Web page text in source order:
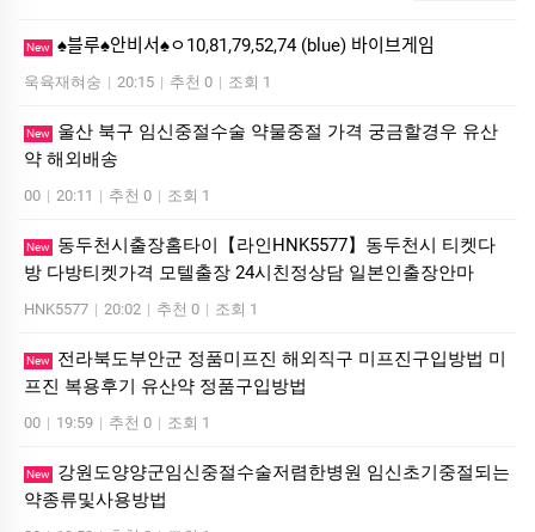
New ♠블루♠안비서♠ㅇ10,81,79,52,74 (blue) 바이브게임
욱육재혀숭 | 20:15 | 추천 0 | 조회 1
New
울산 북구 임신중절수술 약물중절 가격 궁금할경우 유산
약 해외배송
00 | 20:11 | 추천 0 | 조회 1
New
동두천시출장홈타이【라인HNK5577】동두천시 티켓다
방 다방티켓가격 모텔출장 24시친정상담 일본인출장안마
HNK5577 | 20:02 | 추천 0 | 조회 1
New
전라북도부안군 정품미프진 해외직구 미프진구입방법 미
프진 복용후기 유산약 정품구입방법
00 | 19:59 | 추천 0 | 조회 1
New
강원도양양군임신중절수술저렴한병원 임신초기중절되는
약종류및사용방법